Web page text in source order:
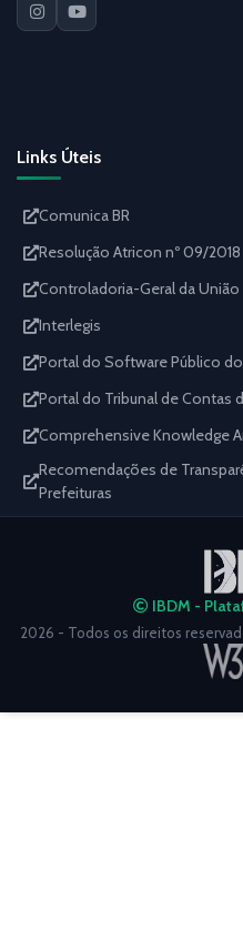
Links Úteis
Comunica BR
Resolução Atricon nº 09/2018
Controladoria-Geral da União
Interlegis
Portal do Software Público
Portal do Tribunal de Contas
Comprehensive Knowledge
Recomendações de
Prefeituras
IBDM -
2026 - Todos os direitos